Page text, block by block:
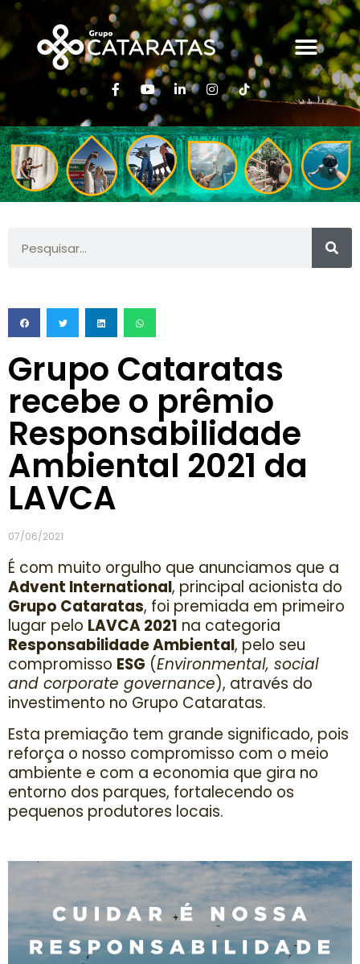
Grupo Cataratas
recebe o prêmio
Responsabilidade
Ambiental 2021 da
LAVCA
07/06/2021
É com muito orgulho que anunciamos que a
Advent International, principal acionista do
Grupo Cataratas, foi premiada em primeiro
lugar pelo LAVCA 2021 na categoria
Responsabilidade Ambiental, pelo seu
compromisso ESG (Environmental, social
and corporate governance), através do
investimento no Grupo Cataratas.
Esta premiação tem grande significado, pois
reforça o nosso compromisso com o meio
ambiente e com a economia que gira no
entorno dos parques, fortalecendo os
pequenos produtores locais.